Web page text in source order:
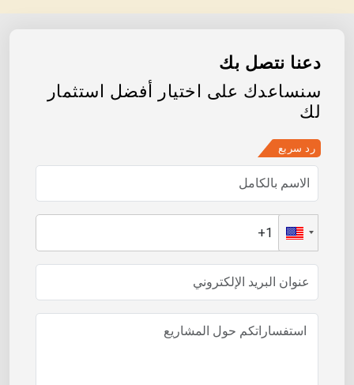
دعنا نتصل بك
سنساعدك على اختيار أفضل استثمار
لك
رد سريع